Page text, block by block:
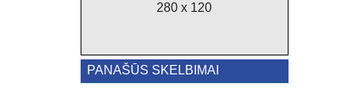
280 x 120
PANAŠŪS SKELBIMAI